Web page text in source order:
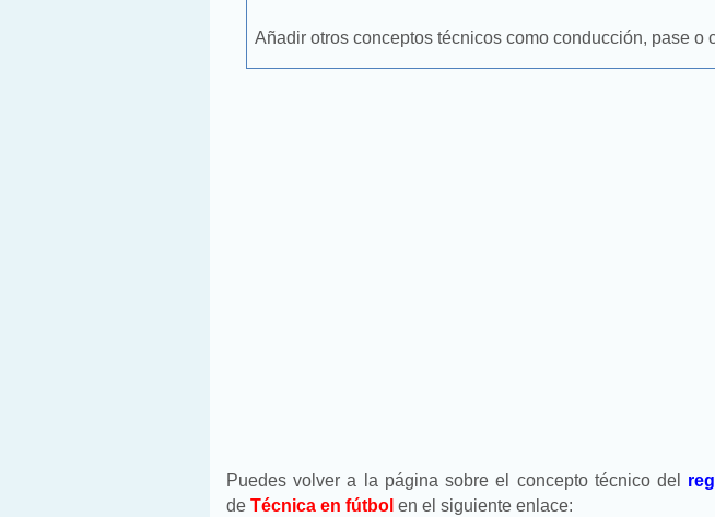
Añadir otros conceptos técnicos como conducción, pase o
Puedes volver a la página sobre el concepto técnico del
de Técnica en fútbol en el siguiente enlace: